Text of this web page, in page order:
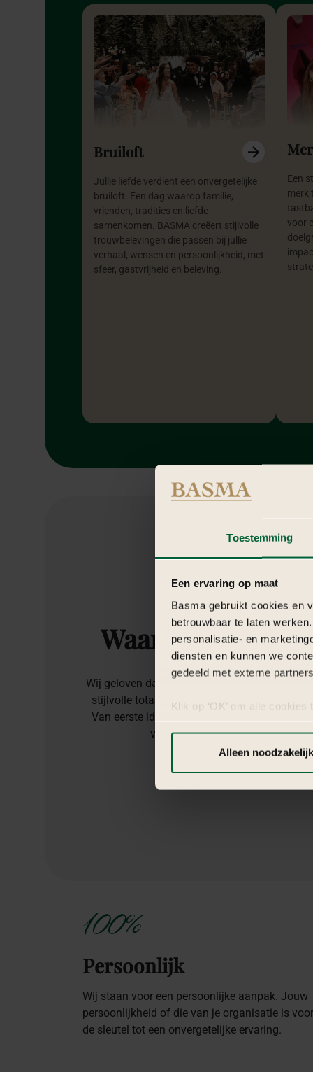
Toestemming
Een ervaring op maat
Basma gebruikt cookies en
betrouwbaar te laten
personalisatie- en
diensten en kunnen we
gedeeld met externe
Klik op ‘OK’ om alle
Alleen
Bruiloft
Jullie liefde verdient een onvergetelijke
bruiloft. Een dag waarop familie,
vrienden, tradities en liefde
samenkomen. BASMA creëert stijlvolle
trouwbelevingen die passen bij jullie
verhaal, wensen en persoonlijkheid, met
sfeer, gastvrijheid en beleving.
Een
merk
voor
Waaromkiezen
Wij geloven dat ieder evenement een uniek
stijlvolle totaalbelevingen waarin detail,
Van eerste idee tot laatste gast zorgen wij
verrast en herinneringen creëert
100%
Persoonlijk
Wij staan voor een persoonlijke aanpak. Jouw
persoonlijkheid of die van je organisatie is
de sleutel tot een onvergetelijke ervaring.